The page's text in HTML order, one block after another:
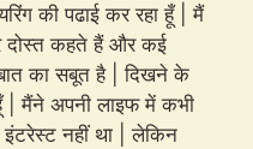
की पढाई कर रहा हूँ | मैं
दोस्त कहते हैं और कई
का सबूत है | दिखने के
| मैंने अपनी लाइफ में कभी
नहीं था | लेकिन